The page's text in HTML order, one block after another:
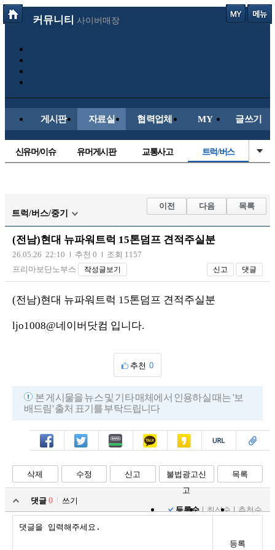
커뮤니티 사이버매장
게시판 자료실 협력업체 MY 글쓰기
신유머/이슈 유머게시판 교통사고 트럭/버스
레이싱모델 자유사진
군사/무기 항공/해운/철도
장착시공사진
트럭/버스/중기
이전 다음 목록
(전남)현대 뉴파워트럭 15톤덤프 견적주실분
26.05.26 22:10 추천 0
조회 1157
프리마보단노부스
작성글보기 신고 댓글
(전남)현대 뉴파워트럭 15톤덤프 견적주실분
ljo1008@네이버닷컴 입니다.
추천 0
본 게시물을 뉴스 및 기타 매체에서 인용하실 때는 '보
배드림' 출처 표기를 부탁드립니다
페북 트윗 밴드 카톡 카스 복사 스크랩
삭제 수정 신고
불법광고신
고
목록
댓글 0
쓰기
등록순
최신순 추천순
등록